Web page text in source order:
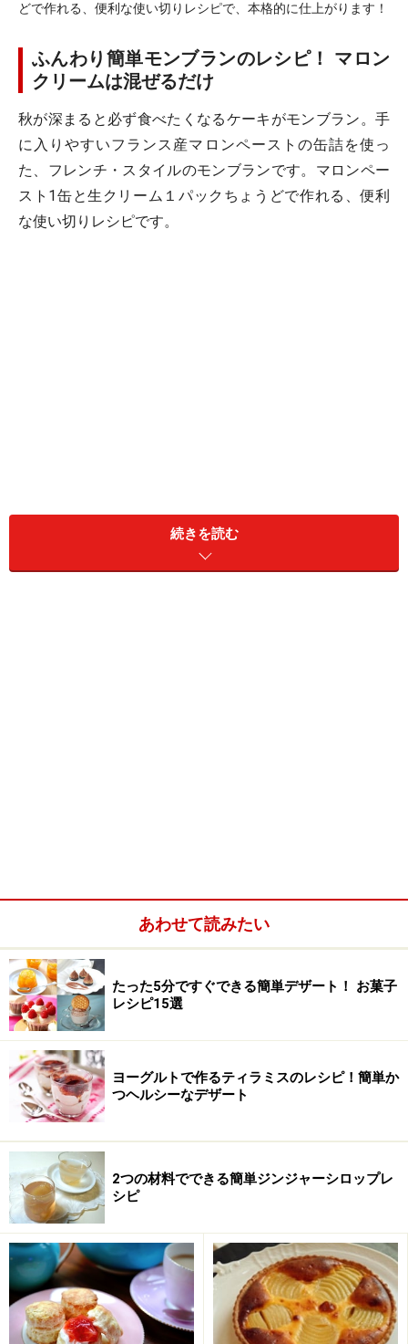
どで作れる、便利な使い切りレシピで、本格的に仕上がります！
ふんわり簡単モンブランのレシピ！ マロン
クリームは混ぜるだけ
秋が深まると必ず食べたくなるケーキがモンブラン。手
に入りやすいフランス産マロンペーストの缶詰を使っ
た、フレンチ・スタイルのモンブランです。マロンペー
スト1缶と生クリーム１パックちょうどで作れる、便利
な使い切りレシピです。
35%の生クリームを使って、ふんわりと軽い食感に仕上
マロンペースト 250g(1缶分)
生クリーム
ラム酒 小さじ2
粉砂糖 適宜
続きを読む
あわせて読みたい
たった5分ですぐできる簡単デザート！ お菓子
レシピ15選
ヨーグルトで作るティラミスのレシピ！簡単か
つヘルシーなデザート
2つの材料でできる簡単ジンジャーシロップレ
シピ